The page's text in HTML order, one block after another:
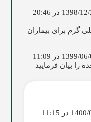
12/25 در 20:46
ی داروی لانزوپرازول 30 میلی گرم برای بیماران
06/04 در 11:09
را بیان فرمایید
در 11:15